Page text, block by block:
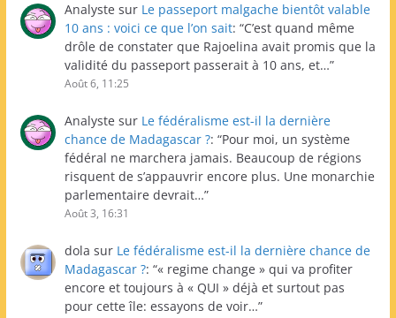
Analyste sur Le passeport malgache bientôt valable
10 ans : voici ce que l’on sait: “C’est quand même
drôle de constater que Rajoelina avait promis que la
validité du passeport passerait à 10 ans, et…”
Août 6, 11:25
Analyste sur Le fédéralisme est-il la dernière
chance de Madagascar ?: “Pour moi, un système
fédéral ne marchera jamais. Beaucoup de régions
risquent de s’appauvrir encore plus. Une monarchie
parlementaire devrait…”
Août 3, 16:31
dola sur Le fédéralisme est-il la dernière chance de
Madagascar ?: “« regime change » qui va profiter
encore et toujours à « QUI » déjà et surtout pas
pour cette île: essayons de voir…”